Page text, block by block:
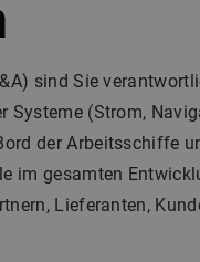
sind Sie
Systeme (Strom,
der Arbeitsschiffe
im gesamten
Lieferanten,